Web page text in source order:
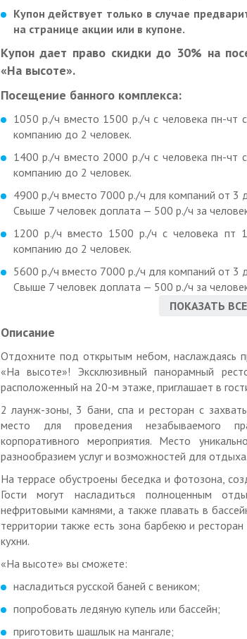
Купон действует только в случае
на странице акции или в купоне.
Купон дает право скидки до 30% на
«На высоте».
Посещение банного комплекса:
1050 р./ч вместо 1500 р./ч с человека пн-чт
компанию до 2 человек.
1400 р./ч вместо 2000 р./ч с человека пн-чт
компанию до 2 человек.
4900 р./ч вместо 7000 р./ч для компаний от 3
Свыше 7 человек доплата — 500 р./ч за
1200 р./ч вместо 1500 р./ч с человека пт
компанию до 2 человек.
5600 р./ч вместо 7000 р./ч для компаний от 3
Свыше 7 человек доплата — 500 р./ч за
1600 р./ч вместо 2000 р./ч с человека сб-вс
Свыше 7 человек доплата — 500 р./ч за
В стоимость входит:
— финская сауна с парогенератором на
— ледяная и теплая купель;
— фирменные, банные принадлежности:
— комната отдыха-предбанник;
— панорамная веранда, вместимостью до 30
— банкетные столы, диваны, сервировка;
— подсветка, праздничные гирлянды;
— огромный кинотеатр на крыше;
— ТВ, аудио-система;
— панорамный вид на город.
За отдельную плату предоставляется
шеф-повара, разнообразные веники, банные
Романтическое свидание:
ПОКАЗАТЬ
Описание
Отдохните под открытым небом, наслаждаясь
«На высоте»! Эксклюзивный панорамный
расположенный на 20-м этаже, приглашает в
2 лаунж-зоны, 3 бани, спа и ресторан с
место для проведения незабываемого
корпоративного мероприятия. Место
разнообразием услуг и возможностей для отдыха.
На террасе обустроены беседка и фотозона,
Гости могут насладиться полноценным
нефритовыми камнями, а также плавать в
территории также есть зона барбекю и
кухни.
«На высоте» вы сможете:
насладиться русской баней с веником;
попробовать ледяную купель или бассейн;
приготовить шашлык на мангале;